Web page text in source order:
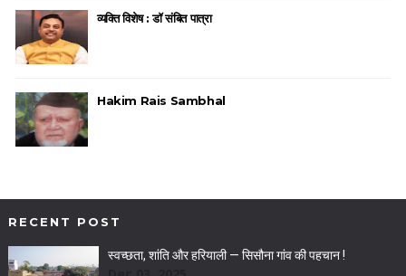
व्यक्ति विशेष : डॉ संबित पात्रा
Hakim Rais Sambhal
RECENT POST
स्वच्छता, शांति और हरियाली — सिसौना गांव की पहचान !